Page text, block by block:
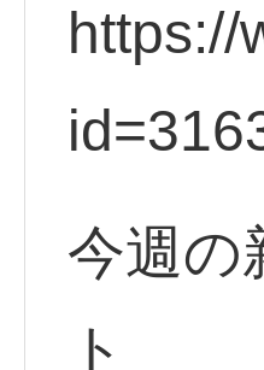
https://
今週の
ト